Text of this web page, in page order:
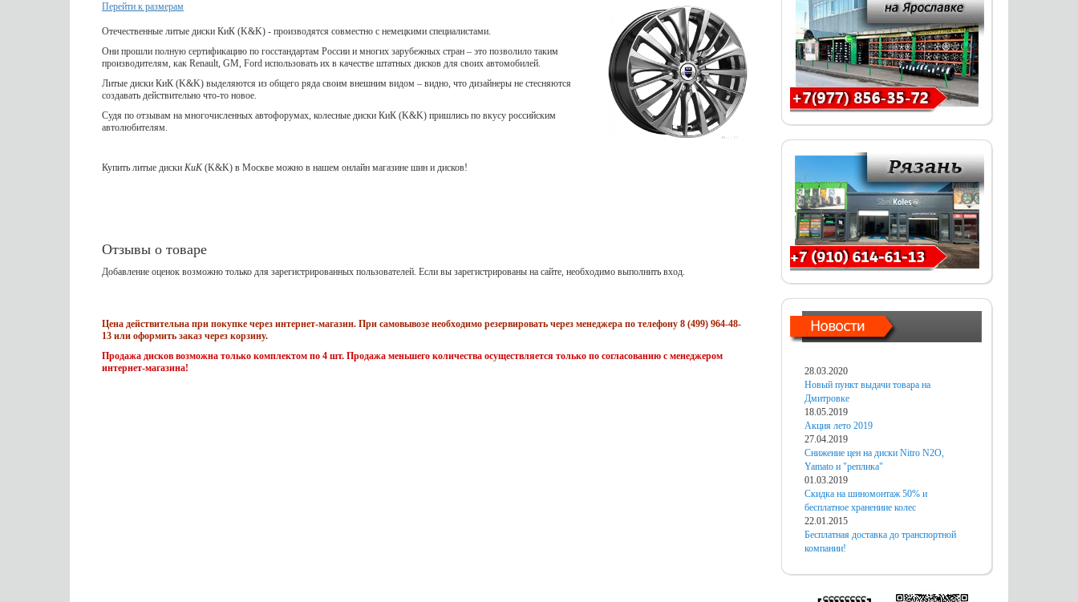
Перейти к размерам
Отечественные литые диски КиК (K&K) - производятся совместно с немецкими специалистами.
Они прошли полную сертификацию по госстандартам России и многих зарубежных стран – это позволило таким
производителям, как Renault, GM, Ford использовать их в качестве штатных дисков для своих автомобилей.
Литые диски КиК (K&K) выделяются из общего ряда своим внешним видом – видно, что дизайнеры не стесняются
создавать действительно что-то новое.
Судя по отзывам на многочисленных автофорумах, колесные диски КиК (K&K) пришлись по вкусу российским
автолюбителям.
Купить литые диски КиК(K&K) в Москве можно в нашем онлайн магазине шин и дисков!
Отзывы о товаре
Добавление оценок возможно только для зарегистрированных пользователей. Если вы зарегистрированы на сайте, необходимо выполнить вход.
Цена действительна при покупке через интернет-магазин. При самовывозе необходимо резервировать через менеджера по телефону 8 (499) 964-48-
13 или оформить заказ через корзину.
Продажа дисков возможна только комплектом по 4 шт. Продажа меньшего количества осуществляется только по согласованию с менеджером
интернет-магазина!
28.03.2020
Новый пункт выдачи товара на
Дмитровке
18.05.2019
Акция лето 2019
27.04.2019
Снижение цен на диски Nitro N2O,
Yamato и "реплика"
01.03.2019
Скидка на шиномонтаж 50% и
бесплатное хранениие колес
22.01.2015
Бесплатная доставка до транспортной
компании!